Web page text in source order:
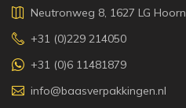
Neutronweg 8, 1627 LG Hoorn
+31 (0)229 214050
+31 (0)6 11481879
info@baasverpakkingen.nl